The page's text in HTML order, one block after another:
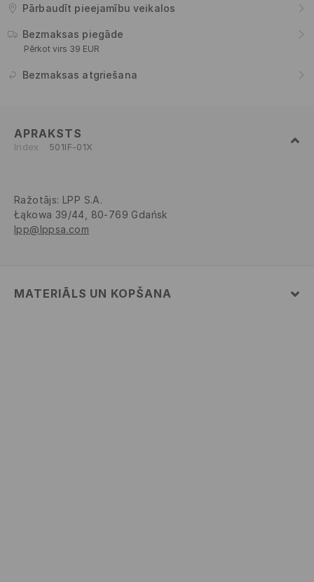
Pārbaudīt pieejamību veikalos
Bezmaksas piegāde
Pērkot virs 39 EUR
Bezmaksas atgriešana
APRAKSTS
Index 501IF-01X
Ražotājs: LPP S.A.
Łąkowa 39/44, 80-769 Gdańsk
lpp@lppsa.com
MATERIĀLS UN KOPŠANA